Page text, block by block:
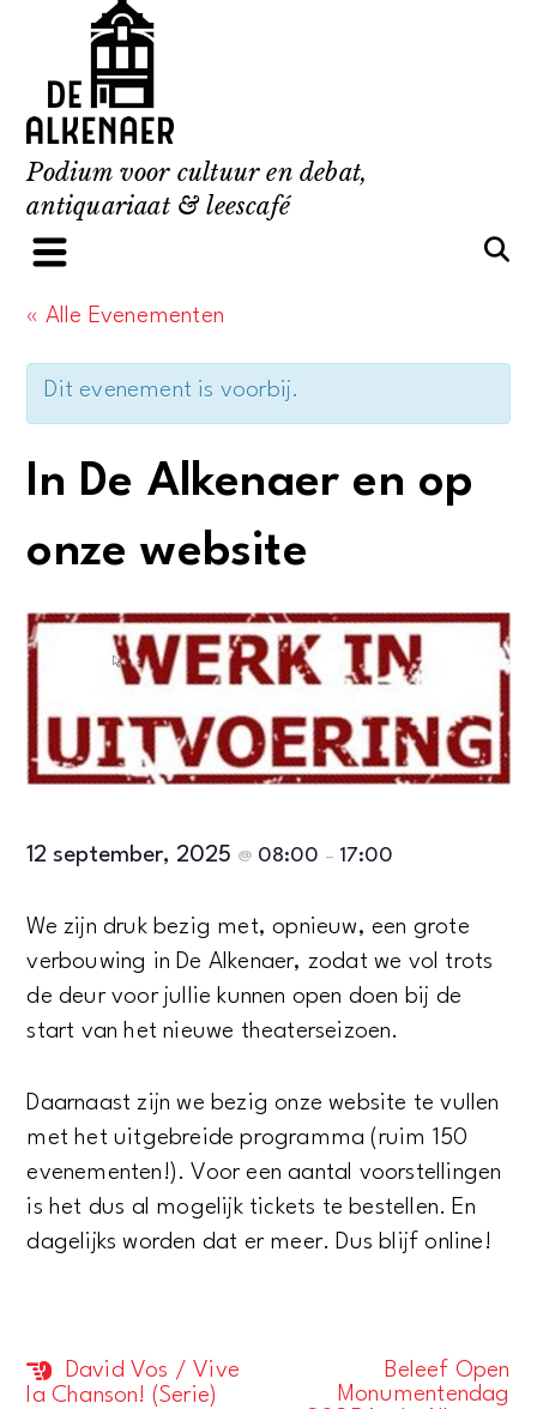
content
Podium voor cultuur en debat,
antiquariaat & leescafé
« Alle Evenementen
Dit evenement is voorbij.
In De Alkenaer en op
onze website
12 september, 2025 @ 08:00 – 17:00
We zijn druk bezig met, opnieuw, een grote
verbouwing in De Alkenaer, zodat we vol trots
de deur voor jullie kunnen open doen bij de
start van het nieuwe theaterseizoen.
Daarnaast zijn we bezig onze website te vullen
met het uitgebreide programma (ruim 150
evenementen!). Voor een aantal voorstellingen
is het dus al mogelijk tickets te bestellen. En
dagelijks worden dat er meer. Dus blijf online!
Evenement
David Vos / Vive
la Chanson! (Serie)
Beleef Open
Monumentendag